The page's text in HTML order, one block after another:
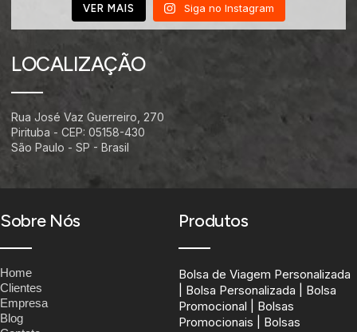
VER MAIS Siga no Instagram
LOCALIZAÇÃO
Rua José Vaz Guerreiro, 270
Pirituba - CEP: 05158-430
São Paulo - SP - Brasil
Sobre Nós
Home
Clientes
Empresa
Blog
Produtos
Bolsa de Viagem Personalizada
| Bolsa Personalizada | Bolsa
Promocional | Bolsas
Promocionais | Bolsas